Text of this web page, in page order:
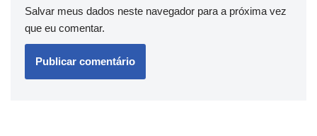
Salvar meus dados neste navegador para a próxima vez
que eu comentar.